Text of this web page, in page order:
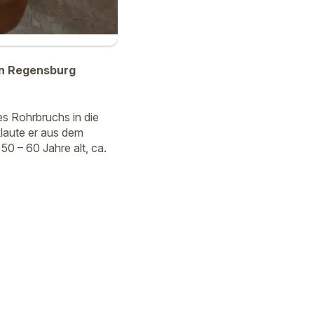
Regensburg
Rohrbruchs in die
er aus dem
– 60 Jahre alt, ca.